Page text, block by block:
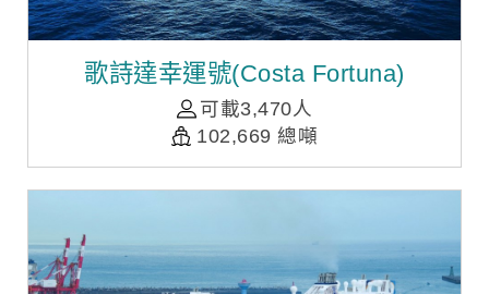
歌詩達幸運號(Costa Fortuna)
可載3,470人
102,669 總噸